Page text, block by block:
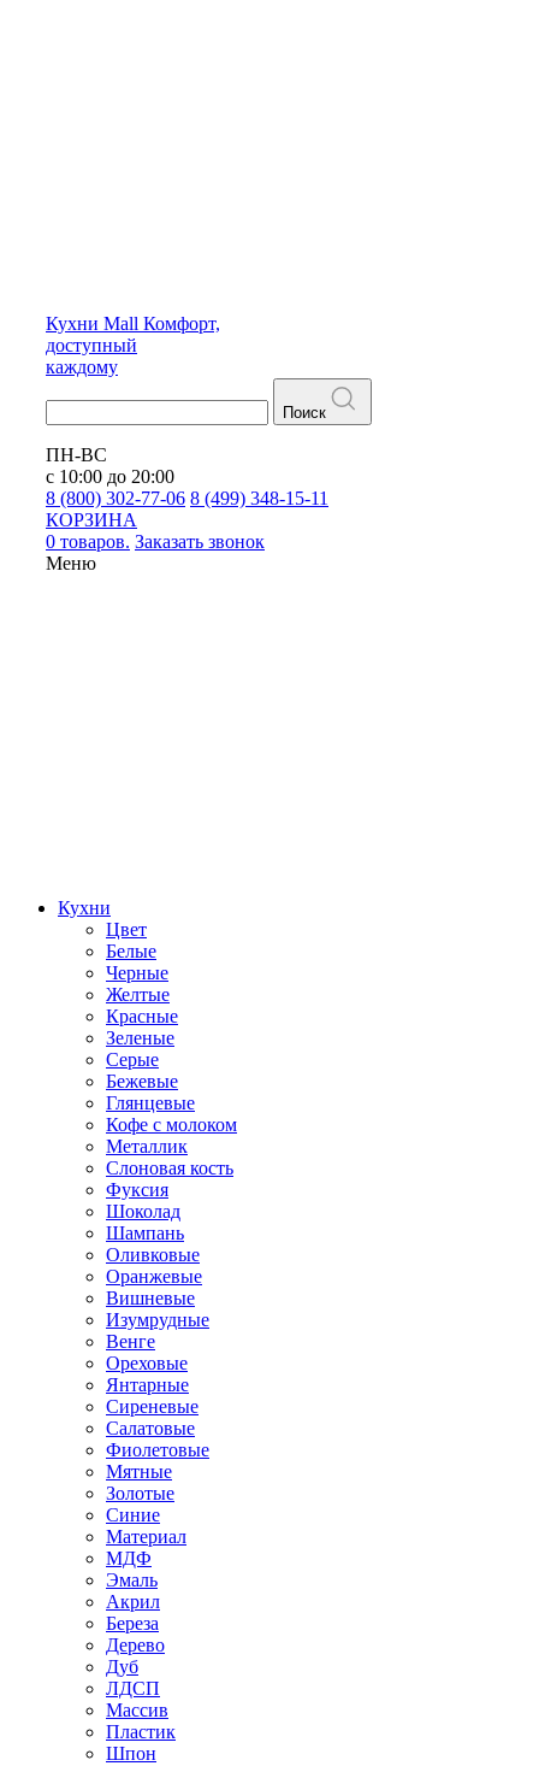
Кухни Mall Комфорт,
доступный
каждому
Поиск
ПН-ВС
с 10:00 до 20:00
8 (800) 302-77-06 8 (499) 348-15-11
КОРЗИНА
0 товаров. Заказать звонок
Меню
Кухни
Цвет
Белые
Черные
Желтые
Красные
Зеленые
Серые
Бежевые
Глянцевые
Кофе с молоком
Металлик
Слоновая кость
Фуксия
Шоколад
Шампань
Оливковые
Оранжевые
Вишневые
Изумрудные
Венге
Ореховые
Янтарные
Сиреневые
Салатовые
Фиолетовые
Мятные
Золотые
Синие
Материал
МДФ
Эмаль
Акрил
Береза
Дерево
Дуб
ЛДСП
Массив
Пластик
Шпон